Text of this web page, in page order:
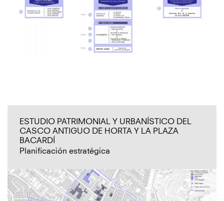
ESTUDIO PATRIMONIAL Y URBANÍSTICO DEL
CASCO ANTIGUO DE HORTA Y LA PLAZA
BACARDÍ
Planificación estratégica